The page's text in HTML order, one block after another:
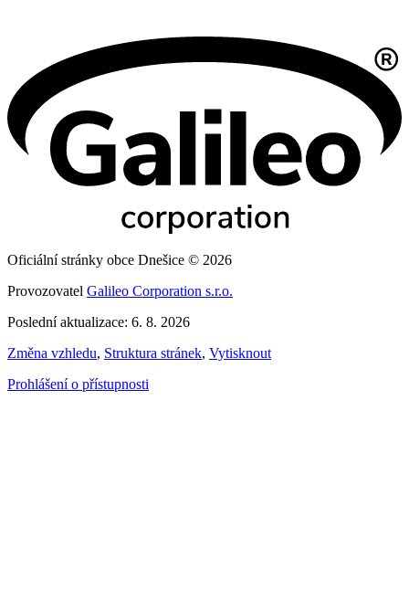
Oficiální stránky obce Dnešice © 2026
Provozovatel Galileo Corporation s.r.o.
Poslední aktualizace: 6. 8. 2026
Změna vzhledu, Struktura stránek, Vytisknout
Prohlášení o přístupnosti